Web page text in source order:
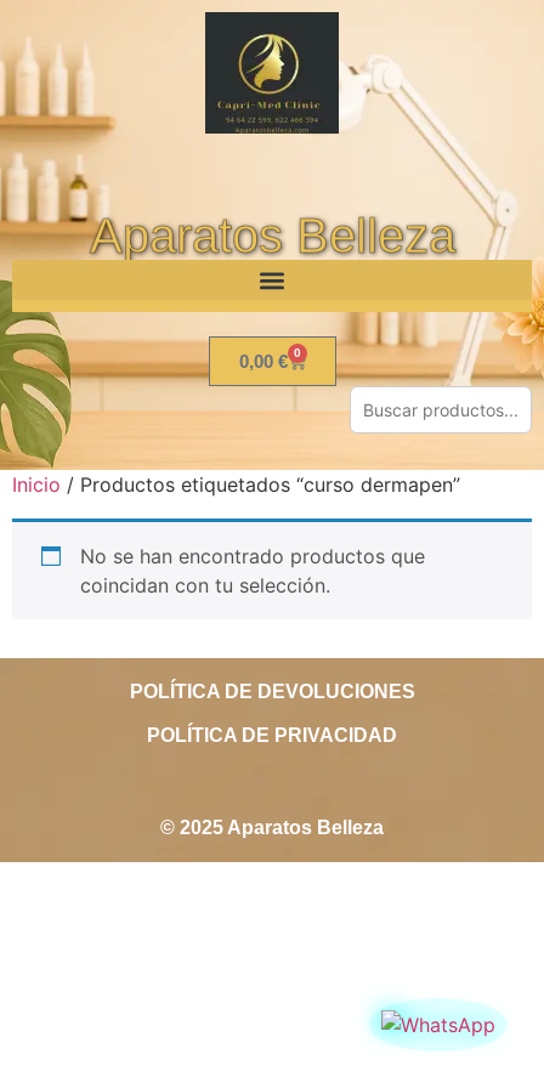
Aparatos Belleza
0,00 € 0
Inicio / Productos etiquetados “curso dermapen”
No se han encontrado productos que
coincidan con tu selección.
POLÍTICA DE DEVOLUCIONES
POLÍTICA DE PRIVACIDAD
© 2025 Aparatos Belleza